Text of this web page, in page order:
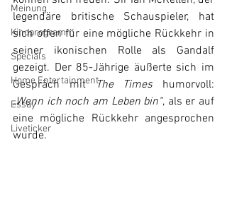
Meinung
Kinoprogramm
Specials
Home Entertainment
Essay
Liveticker
legendäre britische Schauspieler, hat
sich offen für eine mögliche Rückkehr in
seiner ikonischen Rolle als Gandalf
gezeigt. Der 85-Jährige äußerte sich im
Gespräch mit The Times
„Wenn ich noch am Leben bin“, als er auf
eine mögliche Rückkehr angesprochen
wurde.